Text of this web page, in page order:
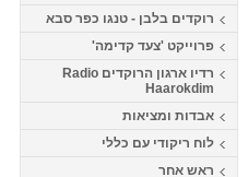
רוקדים בלבן - טנגו כפר סבא
פרוייקט 'צעד קדימה'
רדיו ארגון הרוקדים Radio
Haarokdim
אבדות ומציאות
לוח ריקודי עם כללי
ראש אחר